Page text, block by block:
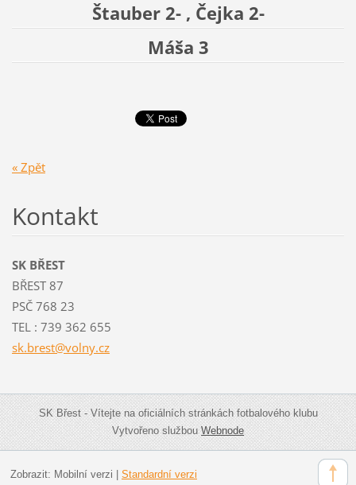
Štauber 2- , Čejka 2-
Máša 3
« Zpět
Kontakt
SK BŘEST
BŘEST 87
PSČ 768 23
TEL : 739 362 655
sk.brest@volny.cz
SK Břest - Vítejte na oficiálních stránkách fotbalového klubu
Vytvořeno službouWebnode
Zobrazit: Mobilní verzi Standardní verzi